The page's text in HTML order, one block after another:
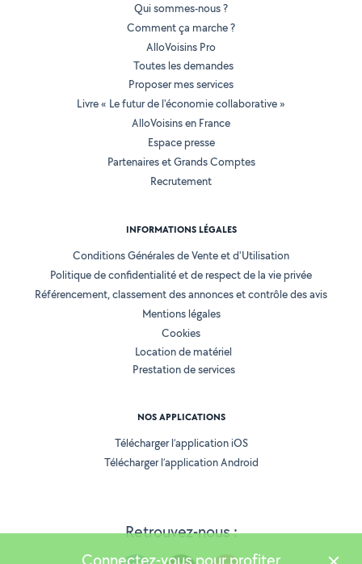
Retrouvez-nous :
Qui sommes-nous ?
Comment ça marche ?
AlloVoisins Pro
Toutes les demandes
Proposer mes services
Livre « Le futur de l'économie collaborative »
AlloVoisins en France
Espace presse
Partenaires et Grands Comptes
Recrutement
INFORMATIONS LÉGALES
Conditions Générales de Vente et d'Utilisation
Politique de confidentialité et de respect de la vie privée
Référencement, classement des annonces et contrôle des avis
Mentions légales
Cookies
Location de matériel
Prestation de services
NOS APPLICATIONS
Télécharger l’application iOS
Télécharger l’application Android